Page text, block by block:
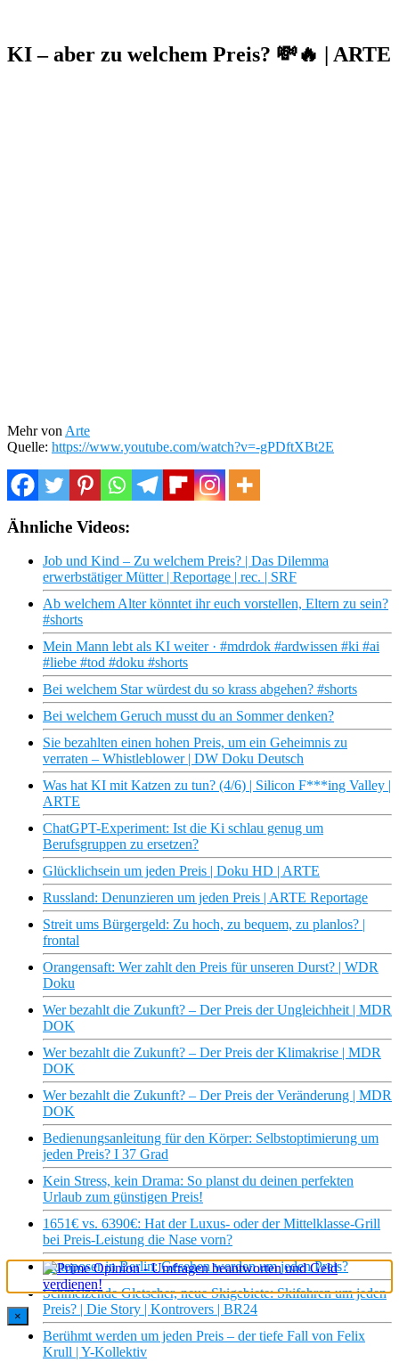
KI – aber zu welchem Preis? 💸🔥 | ARTE
Mehr von Arte
Quelle: https://www.youtube.com/watch?v=-gPDftXBt2E
Ähnliche Videos:
Job und Kind – Zu welchem Preis? | Das Dilemma
erwerbstätiger Mütter | Reportage | rec. | SRF
Ab welchem Alter könntet ihr euch vorstellen, Eltern zu sein?
#shorts
Mein Mann lebt als KI weiter · #mdrdok #ardwissen #ki #ai
#liebe #tod #doku #shorts
Bei welchem Star würdest du so krass abgehen? #shorts
Bei welchem Geruch musst du an Sommer denken?
Sie bezahlten einen hohen Preis, um ein Geheimnis zu
verraten – Whistleblower | DW Doku Deutsch
Was hat KI mit Katzen zu tun? (4/6) | Silicon F***ing Valley |
ARTE
ChatGPT-Experiment: Ist die Ki schlau genug um
Berufsgruppen zu ersetzen?
Glücklichsein um jeden Preis | Doku HD | ARTE
Russland: Denunzieren um jeden Preis | ARTE Reportage
Streit ums Bürgergeld: Zu hoch, zu bequem, zu planlos? |
frontal
Orangensaft: Wer zahlt den Preis für unseren Durst? | WDR
Doku
Wer bezahlt die Zukunft? – Der Preis der Ungleichheit | MDR
DOK
Wer bezahlt die Zukunft? – Der Preis der Klimakrise | MDR
DOK
Wer bezahlt die Zukunft? – Der Preis der Veränderung | MDR
DOK
Bedienungsanleitung für den Körper: Selbstoptimierung um
jeden Preis? I 37 Grad
Kein Stress, kein Drama: So planst du deinen perfekten
Urlaub zum günstigen Preis!
1651€ vs. 6390€: Hat der Luxus- oder der Mittelklasse-Grill
bei Preis-Leistung die Nase vorn?
Autoposer in Berlin: Gesehen werden um jeden Preis?
Schmelzende Gletscher, neue Skigebiete: Skifahren um jeden
Preis? | Die Story | Kontrovers | BR24
Berühmt werden um jeden Preis – der tiefe Fall von Felix
Krull | Y-Kollektiv
×